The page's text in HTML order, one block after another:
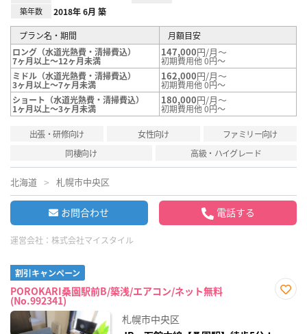
築年数 2018年 6月 築
プラン名・期間
月額目安
ロング（水道光熱費・清掃費込）
7ヶ月以上～12ヶ月未満
147,000円/月～
初期費用他 0円～
ミドル（水道光熱費・清掃費込）
3ヶ月以上～7ヶ月未満
162,000円/月～
初期費用他 0円～
ショート（水道光熱費・清掃費込）
1ヶ月以上～3ヶ月未満
180,000円/月～
初期費用他 0円～
出張・研修向け 女性向け
ファミリー向け
同棲向け
高級・ハイグレード
北海道 札幌市中央区
お問合わせ 電話する
運営会社： 株式会社マイスタイル
割引キャンペーン
POROKARI桑園駅前B/築浅/エアコン/ネット無料
(No.992341)
札幌市中央区